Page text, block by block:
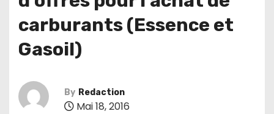
carburants (Essence et
Gasoil)
By Redaction
Mai 18, 2016